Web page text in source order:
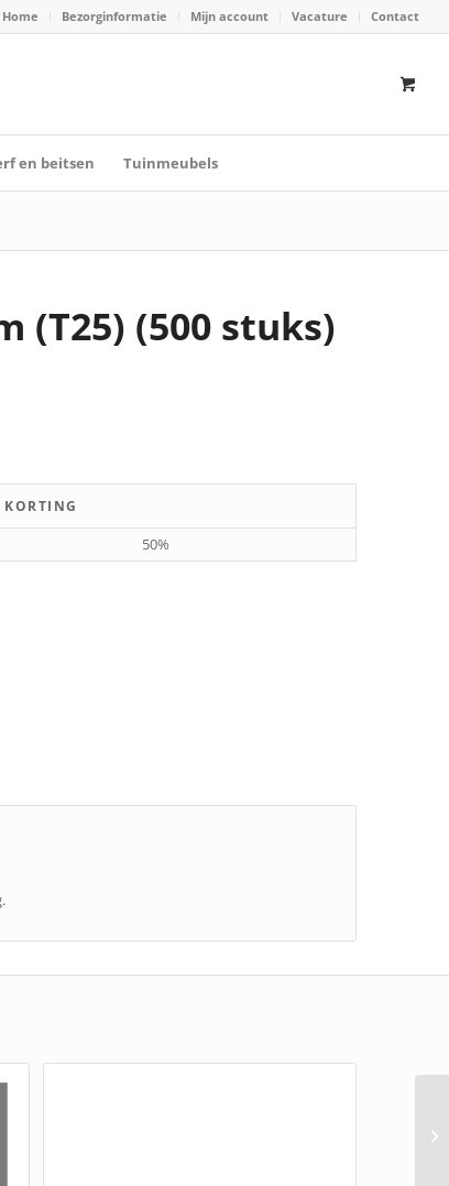
Home Bezorginformatie Mijn account Vacature Contact
en beitsen Tuinmeubels
(T25) (500 stuks)
KORTING
50%